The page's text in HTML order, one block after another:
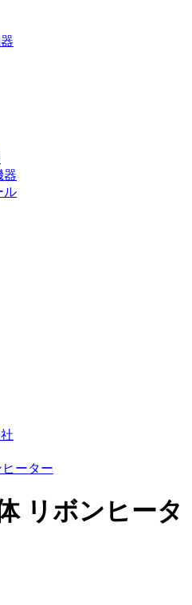
器
ル
ーター
リボンヒータ